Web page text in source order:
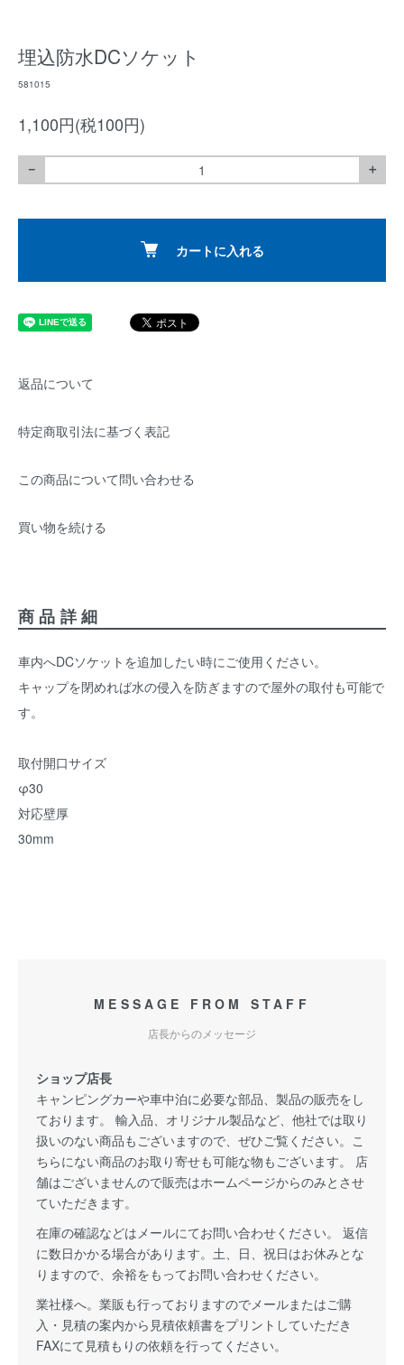
埋込防水DCソケット
581015
1,100円(税100円)
－ ＋
カートに入れる
返品について
特定商取引法に基づく表記
この商品について問い合わせる
買い物を続ける
商品詳細
車内へDCソケットを追加したい時にご使用ください。
キャップを閉めれば水の侵入を防ぎますので屋外の取付も可能で
す。
取付開口サイズ
φ30
対応壁厚
30mm
MESSAGE FROM STAFF
店長からのメッセージ
ショップ店長
キャンピングカーや車中泊に必要な部品、製品の販売をし
ております。 輸入品、オリジナル製品など、他社では取り
扱いのない商品もございますので、ぜひご覧ください。こ
ちらにない商品のお取り寄せも可能な物もございます。 店
舗はございませんので販売はホームページからのみとさせ
ていただきます。
在庫の確認などはメールにてお問い合わせください。 返信
に数日かかる場合があります。土、日、祝日はお休みとな
りますので、余裕をもってお問い合わせください。
業社様へ。業販も行っておりますのでメールまたはご購
入・見積の案内から見積依頼書をプリントしていただき
FAXにて見積もりの依頼を行ってください。